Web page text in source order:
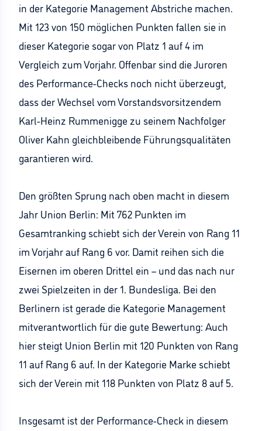
in der Kategorie Management Abstriche machen.
Mit 123 von 150 möglichen Punkten fallen sie in
dieser Kategorie sogar von Platz 1 auf 4 im
Vergleich zum Vorjahr. Offenbar sind die Juroren
des Performance-Checks noch nicht überzeugt,
dass der Wechsel vom Vorstandsvorsitzendem
Karl-Heinz Rummenigge zu seinem Nachfolger
Oliver Kahn gleichbleibende Führungsqualitäten
garantieren wird.
Den größten Sprung nach oben macht in diesem
Jahr Union Berlin: Mit 762 Punkten im
Gesamtranking schiebt sich der Verein von Rang 11
im Vorjahr auf Rang 6 vor. Damit reihen sich die
Eisernen im oberen Drittel ein – und das nach nur
zwei Spielzeiten in der 1. Bundesliga. Bei den
Berlinern ist gerade die Kategorie Management
mitverantwortlich für die gute Bewertung: Auch
hier steigt Union Berlin mit 120 Punkten von Rang
11 auf Rang 6 auf. In der Kategorie Marke schiebt
sich der Verein mit 118 Punkten von Platz 8 auf 5.
Insgesamt ist der Performance-Check in diesem